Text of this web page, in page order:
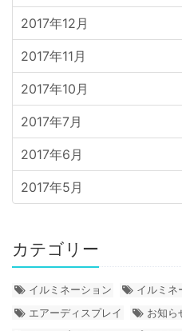
2017年12月
2017年11月
2017年10月
2017年7月
2017年6月
2017年5月
カテゴリー
イルミネーション
イルミネ
エアーディスプレイ
お知ら